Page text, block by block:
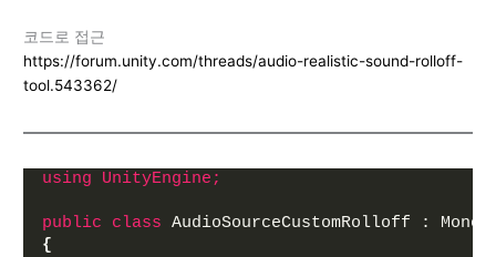
코드로 접근
https://forum.unity.com/threads/audio-realistic-sound-rolloff-
tool.543362/
using UnityEngine;
public class AudioSourceCustomRolloff :
{